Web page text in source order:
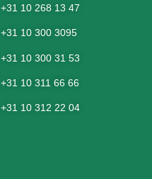
+31 10 268 13 47
+31 10 300 3095
+31 10 300 31 53
+31 10 311 66 66
+31 10 312 22 04